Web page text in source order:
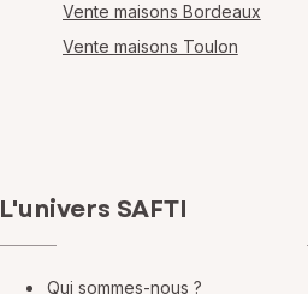
Vente maisons Bordeaux
Vente maisons Toulon
L'univers SAFTI
Qui sommes-nous ?